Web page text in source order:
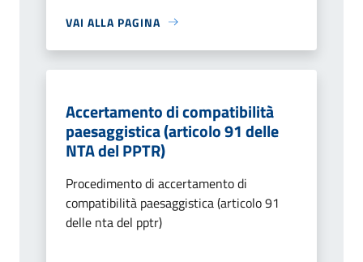
VAI ALLA PAGINA
Accertamento di compatibilità
paesaggistica (articolo 91 delle
NTA del PPTR)
Procedimento di accertamento di
compatibilità paesaggistica (articolo 91
delle nta del pptr)